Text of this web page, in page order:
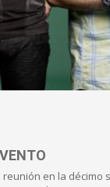
en la décimo